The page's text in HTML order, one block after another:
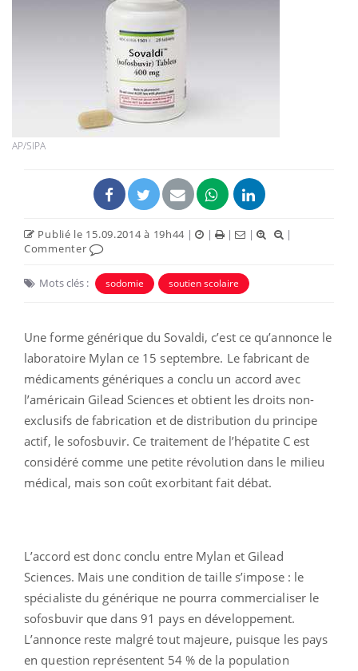
AP/SIPA
Publié le 15.09.2014 à 19h44 | | | |
|
Commenter
Mots clés : sodomie soutien scolaire
Une forme générique du Sovaldi, c’est ce qu’annonce le
laboratoire Mylan ce 15 septembre. Le fabricant de
médicaments génériques a conclu un accord avec
l’américain Gilead Sciences et obtient les droits non-
exclusifs de fabrication et de distribution du principe
actif, le sofosbuvir. Ce traitement de l’hépatite C est
considéré comme une petite révolution dans le milieu
médical, mais son coût exorbitant fait débat.
L’accord est donc conclu entre Mylan et Gilead
Sciences. Mais une condition de taille s’impose : le
spécialiste du générique ne pourra commercialiser le
sofosbuvir que dans 91 pays en développement.
L’annonce reste malgré tout majeure, puisque les pays
en question représentent 54 % de la population